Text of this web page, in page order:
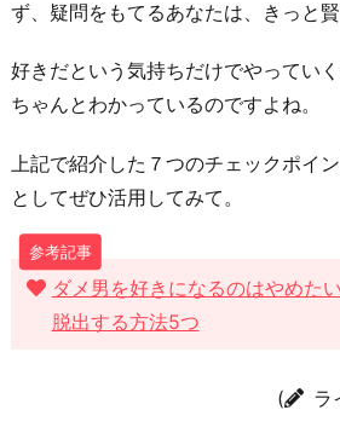
ず、疑問をもてるあなたは、きっと賢
好きだという気持ちだけでやっていく
ちゃんとわかっているのですよね。
上記で紹介した７つのチェックポイ
としてぜひ活用してみて。
ダメ男を好きになるのはやめた
脱出する方法5つ
( ラ